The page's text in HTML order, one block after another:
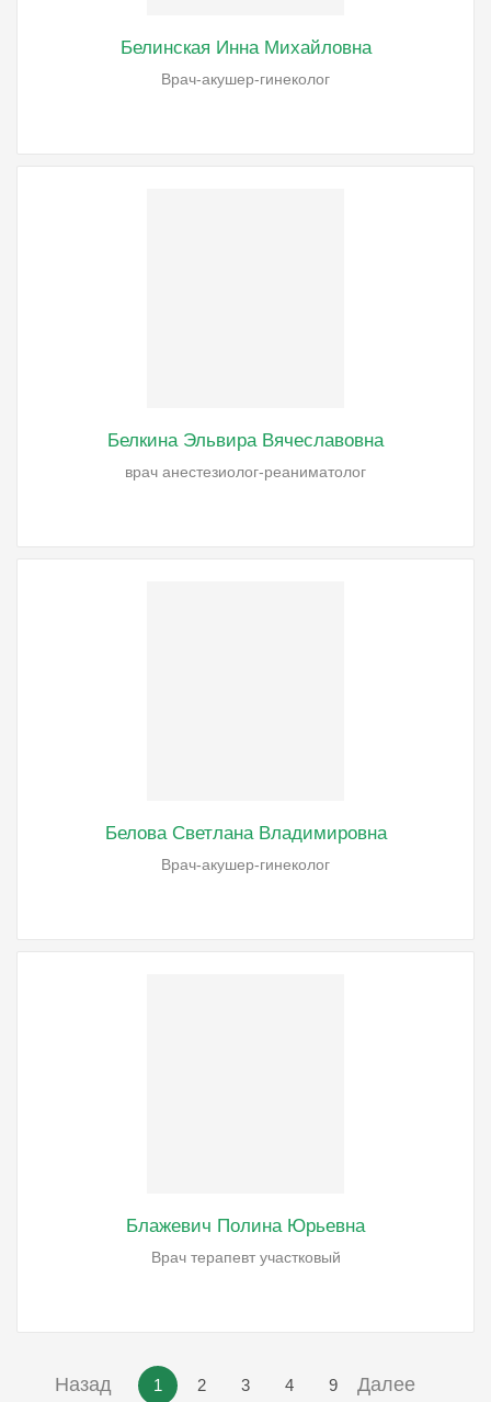
Белинская Инна Михайловна
Врач-акушер-гинеколог
Белкина Эльвира Вячеславовна
врач анестезиолог-реаниматолог
Белова Светлана Владимировна
Врач-акушер-гинеколог
Блажевич Полина Юрьевна
Врач терапевт участковый
Назад 1 2 3 4 9 Далее